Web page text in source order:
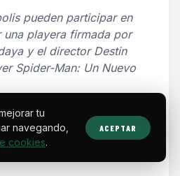
pueden participar en
una playera firmada por
y el director Destin
Spider-Man: Un Nuevo
min de lectura·Fuente: multianime.com.mx
tu
navegando,
cookies.
ACEPTAR